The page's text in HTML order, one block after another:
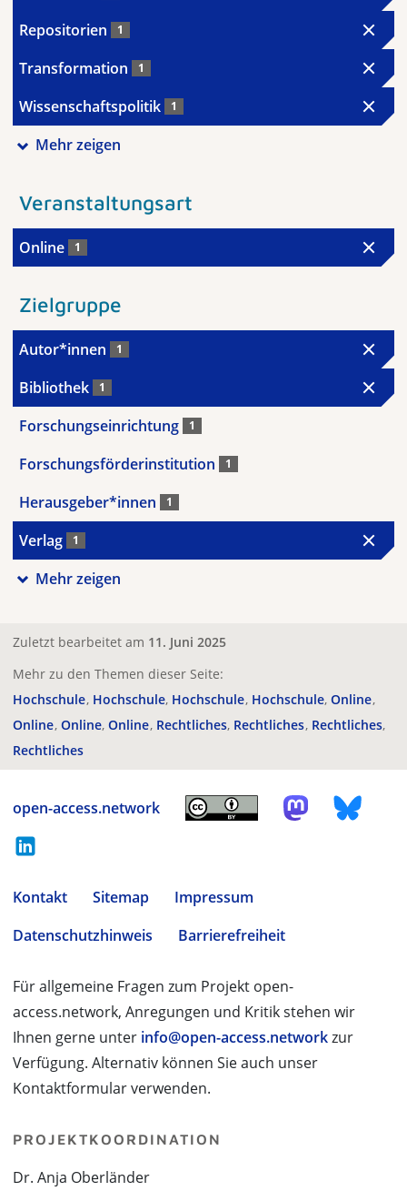
Repositorien 1
Transformation 1
Wissenschaftspolitik 1
Mehr zeigen
Veranstaltungsart
Online 1
Zielgruppe
Autor*innen 1
Bibliothek 1
Forschungseinrichtung 1
Forschungsförderinstitution 1
Herausgeber*innen 1
Verlag 1
Mehr zeigen
Zuletzt bearbeitet am 11. Juni 2025
Mehr zu den Themen dieser Seite:
Hochschule Hochschule Hochschule Hochschule Online
Online Online Online Rechtliches Rechtliches Rechtliches
Rechtliches
open-access.network
Kontakt Sitemap
Impressum
Datenschutzhinweis
Barrierefreiheit
Für allgemeine Fragen zum Projekt open-
access.network, Anregungen und Kritik stehen wir
Ihnen gerne unter info@open-access.networkzur
Verfügung. Alternativ können Sie auch unser
Kontaktformular verwenden.
PROJEKTKOORDINATION
Dr. Anja Oberländer